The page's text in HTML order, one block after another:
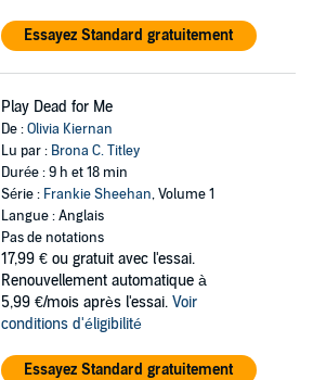
Essayez Standard gratuitement
Play Dead for Me
De :Olivia Kiernan
Lu par : Brona C. Titley
Durée : 9 h et 18 min
Série : Frankie Sheehan, Volume 1
Langue : Anglais
Pas de notations
17,99 € ou gratuit avec l'essai.
Renouvellement automatique à
5,99 €/mois après l'essai. Voir
conditions d'éligibilité
Essayez Standard gratuitement